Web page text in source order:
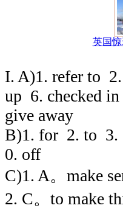
英国
I. A)1. refer to
up 6. checked in
give away
B)1. for 2. to 3.
0. off
C)1. A。 make
2. C。 to make